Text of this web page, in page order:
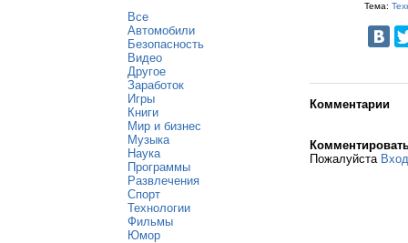
Все
Автомобили
Безопасность
Видео
Другое
Заработок
Игры
Книги
Мир и бизнес
Музыка
Наука
Программы
Развлечения
Спорт
Технологии
Фильмы
Юмор
Тема:
Комментарии
Пожалуйста Вход